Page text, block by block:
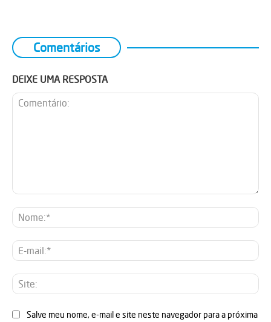
Comentários
DEIXE UMA RESPOSTA
E-
Salve meu nome, e-mail e site neste navegador para a próxima